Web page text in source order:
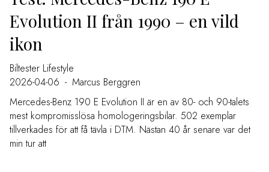
Evolution II från 1990 – en vild
ikon
Biltester Lifestyle
2026-04-06 - Marcus Berggren
Mercedes-Benz 190 E Evolution II är en av 80- och 90-talets
mest kompromisslösa homologeringsbilar. 502 exemplar
tillverkades för att få tävla i DTM. Nästan 40 år senare var det
min tur att